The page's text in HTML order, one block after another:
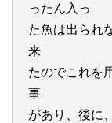
ったん入っ
た魚は出られ
来
たのでこれを
事
があり、後に